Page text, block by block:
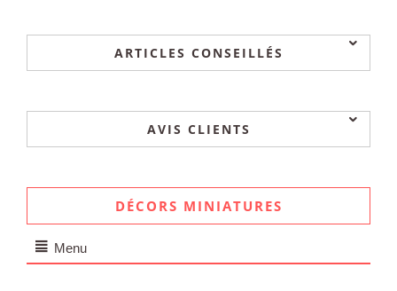
ARTICLES CONSEILLÉS
AVIS CLIENTS
DÉCORS MINIATURES
Menu